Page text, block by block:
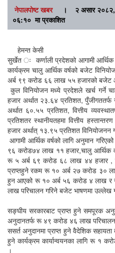
नेपालपोष्ट खबर।
२ असार २०८२,
०६:१० मा प्रकाशित
हेमन्त केसी
सुर्खेत ः कर्णाली प्रदेशको आगामी आर्थिक
कार्यक्रम चालु आर्थिक वर्षको बजेट
अर्ब ९९ करोड ६६ लाख ५५ हजारको
कुल विनियोजन मध्ये प्रदेशले खर्च
हजार अर्थात २३.६४ प्रतिशत,
अर्थात ६०.५५ प्रतिशत, वित्तीय
प्रतिशतर स्थानीयतहमा वित्तीय
हजार अर्थात् १३.९५ प्रतिशत विनियोजनन
आगामी आर्थिक वर्षको लागि अनुमान
९६ करोड७४ लाख ११ हजार,चालु आर्थिक
रू ५ अर्ब ६९ करोड ६८ लाख ४४ हजार ,
प्राप्तहुने रकम रू १० अर्ब २७ करोड ३०
हुन आएको रू १० अर्ब ५६ करोड ४ लाख र
लाख परिचालन गरिने बजेट भाषणमा उल्लेख
सङ्घीय सरकारबाट प्राप्त हुने समपूरक
अनुदानतर्फ रू ४९ करोड ४६ लाख
ससर्त अनुदानमा प्राप्त हुने वैदेशिक
हुने कार्यक्रम कार्यान्वयनका लागि रू १
।